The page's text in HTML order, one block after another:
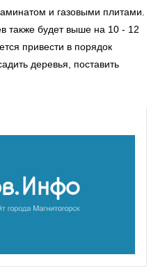
и газовыми плитами.
также будет выше на 10 - 12
привести в порядок
деревья, поставить